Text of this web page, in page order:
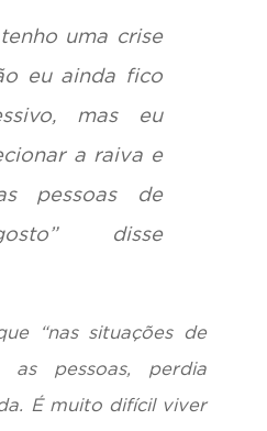
uma crise
eu ainda fico
mas eu
a raiva e
pessoas de
disse
“nas situações de
as pessoas, perdia
É muito difícil viver